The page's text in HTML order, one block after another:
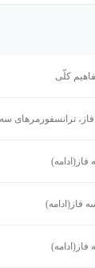
کلّی
فاز(ادامه)